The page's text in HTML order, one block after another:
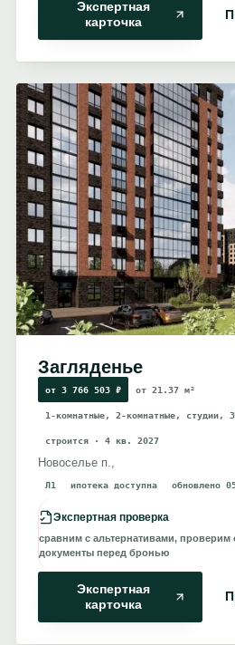
Экспертная
карточка
Загляденье
от 3 766 503 ₽ от 21.37 м²
1-комнатные, 2-комнатные, студии,
строится · 4 кв. 2027
Новоселье п.,
Л1 ипотека доступна обновлено
Экспертная проверка
сравним с альтернативами, проверим
документы перед бронью
Экспертная
карточка